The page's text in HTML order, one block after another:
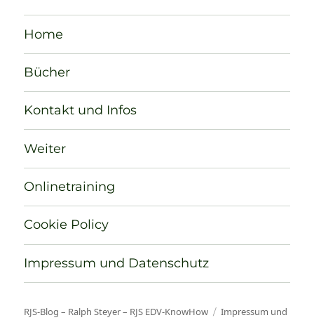
Home
Bücher
Kontakt und Infos
Weiter
Onlinetraining
Cookie Policy
Impressum und Datenschutz
RJS-Blog – Ralph Steyer – RJS EDV-KnowHow Impressum und